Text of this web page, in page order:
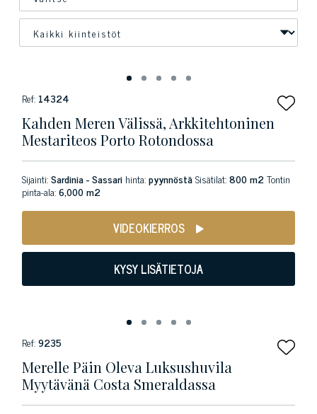
Ref: 14324
Kahden Meren Välissä, Arkkitehtoninen
Mestariteos Porto Rotondossa
Sijainti:Sardinia - Sassari hinta:pyynnöstäSisätilat:800 m2Tontin
pinta-ala:6,000 m2
VIDEOKIERROS
KYSY LISÄTIETOJA
Ref:9235
Merelle Päin Oleva Luksushuvila
Myytävänä Costa Smeraldassa